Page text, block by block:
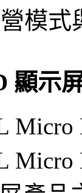
模式
顯示